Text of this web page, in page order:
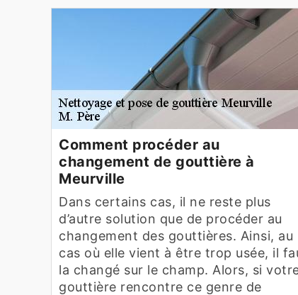
Comment procéder au
changement de gouttière à
Meurville
Dans certains cas, il ne reste plus
d’autre solution que de procéder au
changement des gouttières. Ainsi, au
cas où elle vient à être trop usée, il
la changé sur le champ. Alors, si
gouttière rencontre ce genre de